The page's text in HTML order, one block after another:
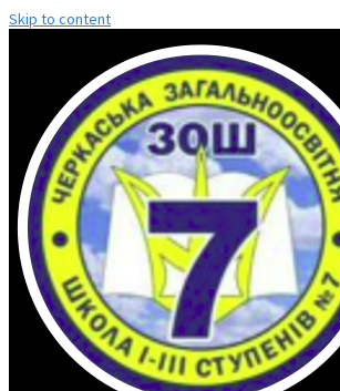
Skip to content